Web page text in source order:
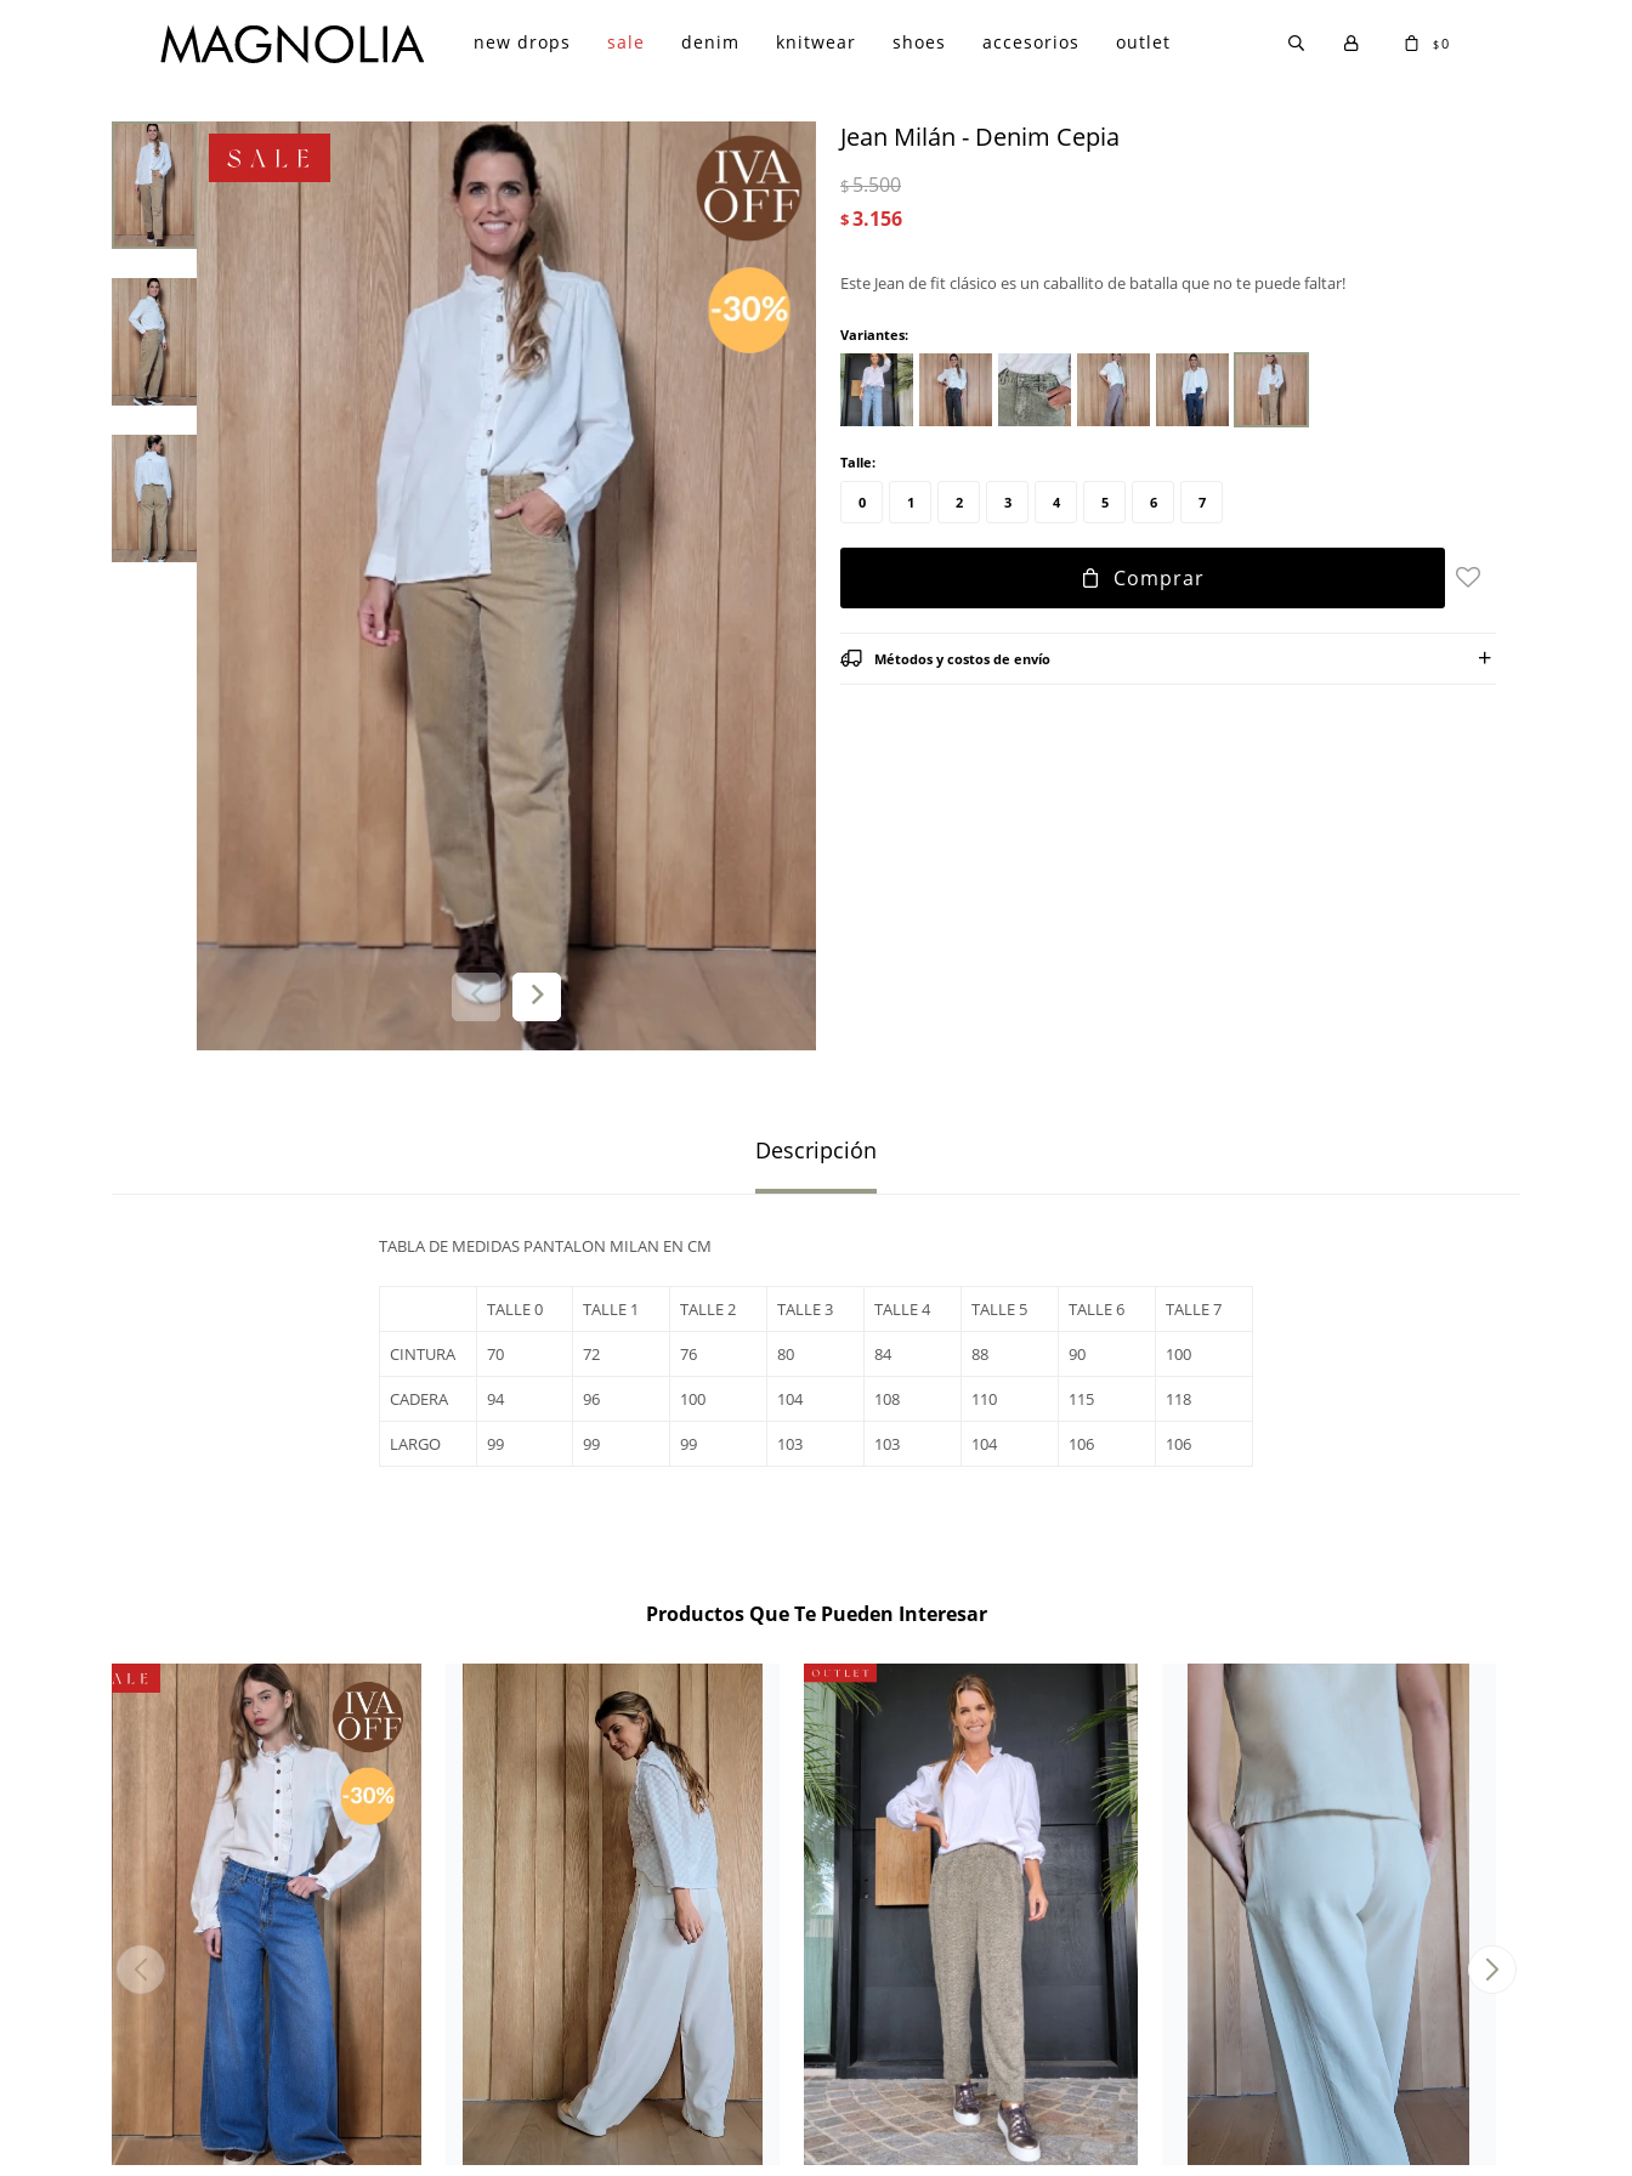
new drops sale denim knitwear shoes accesorios outlet $0
Jean Milán - Denim Cepia
$3.156
$5.500
Este Jean de fit clásico es un caballito de batalla que no te puede faltar!
Variantes:
Talle:
0 1 2 3 4 5 6 7
Comprar
Métodos y costos de envío
Descripción
TABLA DE MEDIDAS PANTALON MILAN EN CM
TALLE 0 TALLE 1 TALLE 2 TALLE 3 TALLE 4 TALLE 5 TALLE 6 TALLE 7
CINTURA 70 72 76 80 84 88 90 100
CADERA 94 96 100 104 108 110 115 118
LARGO 99 99 99 103 103 104 106 106
Productos Que Te Pueden Interesar